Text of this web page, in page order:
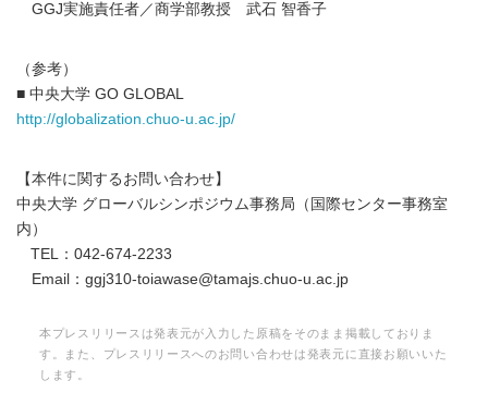
GGJ実施責任者／商学部教授 武石 智香子
（参考）
■ 中央大学 GO GLOBAL
http://globalization.chuo-u.ac.jp/
【本件に関するお問い合わせ】
中央大学 グローバルシンポジウム事務局（国際センター事務室
内）
TEL：042-674-2233
Email：ggj310-toiawase@tamajs.chuo-u.ac.jp
本プレスリリースは発表元が入力した原稿をそのまま掲載しておりま
す。また、プレスリリースへのお問い合わせは発表元に直接お願いいた
します。